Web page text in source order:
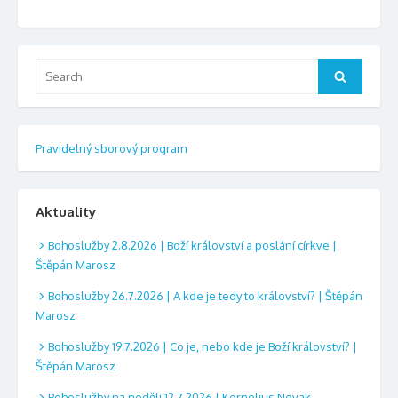
Search
Pravidelný sborový program
Aktuality
Bohoslužby 2.8.2026 | Boží království a poslání církve |
Štěpán Marosz
Bohoslužby 26.7.2026 | A kde je tedy to království? | Štěpán
Marosz
Bohoslužby 19.7.2026 | Co je, nebo kde je Boží království? |
Štěpán Marosz